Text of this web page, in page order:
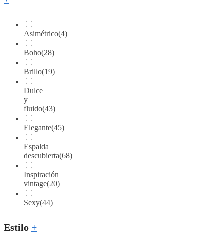
Asimétrico(4)
Boho(28)
Brillo(19)
Dulce
y
fluido(43)
Elegante(45)
Espalda
descubierta(68)
Inspiración
vintage(20)
Sexy(44)
Estilo +